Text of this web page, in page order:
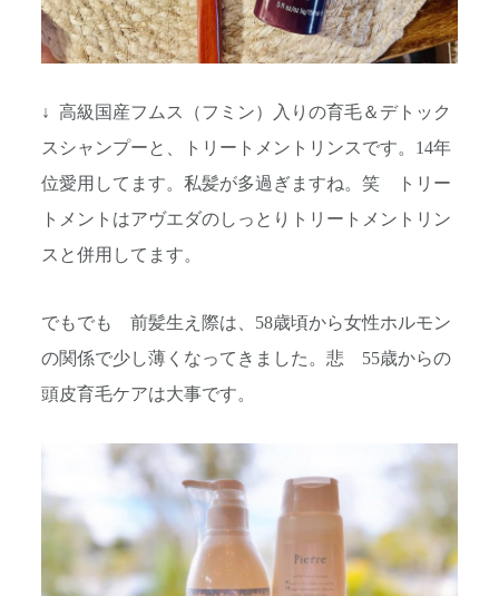
↓ 高級国産フムス（フミン）入りの育毛＆デトック
スシャンプーと、トリートメントリンスです。14年
位愛用してます。私髪が多過ぎますね。笑 トリー
トメントはアヴエダのしっとりトリートメントリン
スと併用してます。
でもでも 前髪生え際は、58歳頃から女性ホルモン
の関係で少し薄くなってきました。悲 55歳からの
頭皮育毛ケアは大事です。